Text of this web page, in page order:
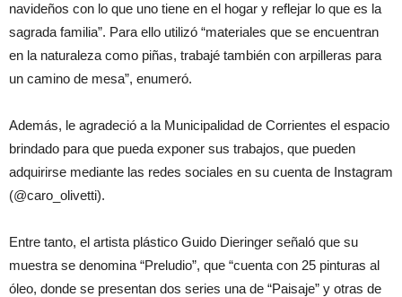
navideños con lo que uno tiene en el hogar y reflejar lo que es la
sagrada familia”. Para ello utilizó “materiales que se encuentran
en la naturaleza como piñas, trabajé también con arpilleras para
un camino de mesa”, enumeró.
Además, le agradeció a la Municipalidad de Corrientes el espacio
brindado para que pueda exponer sus trabajos, que pueden
adquirirse mediante las redes sociales en su cuenta de Instagram
(@caro_olivetti).
Entre tanto, el artista plástico Guido Dieringer señaló que su
muestra se denomina “Preludio”, que “cuenta con 25 pinturas al
óleo, donde se presentan dos series una de “Paisaje” y otras de